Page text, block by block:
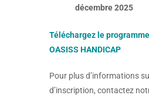
décembre 2025
Téléchargez le
OASISS HANDICAP
Pour plus d’informations
d’inscription, contactez